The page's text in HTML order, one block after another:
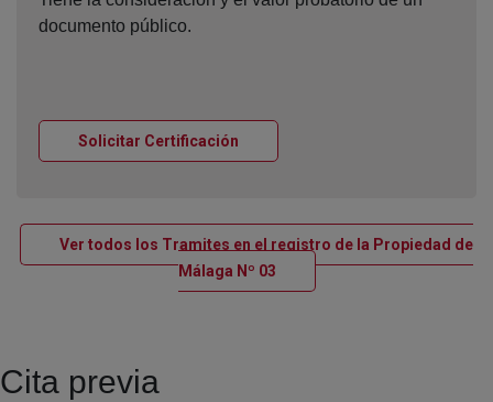
documento público.
Solicitar Certificación
Ver todos los Tramites en el registro de la Propiedad de
Málaga Nº 03Ventana nueva
Cita previa